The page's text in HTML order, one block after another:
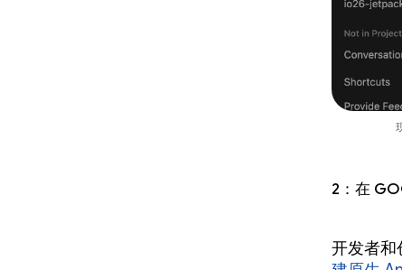
2：在
开发者和